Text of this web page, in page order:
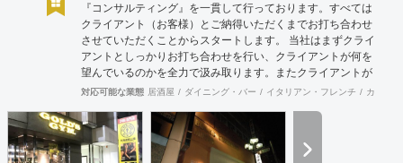
『コンサルティング』を一貫して行っております。すべては
クライアント（お客様）とご納得いただくまでお打ち合わせ
させていただくことからスタートします。 当社はまずクライ
アントとしっかりお打ち合わせを行い、クライアントが何を
望んでいるのかを全力で汲み取ります。またクライアントが
思い描いていることをどのように表現していいのかお困りの
培ってきた当社ならではのノウハウでご提案いたします。
対応可能な業態 居酒屋 ダイニング・バー イタリアン・フレンチ カフェ